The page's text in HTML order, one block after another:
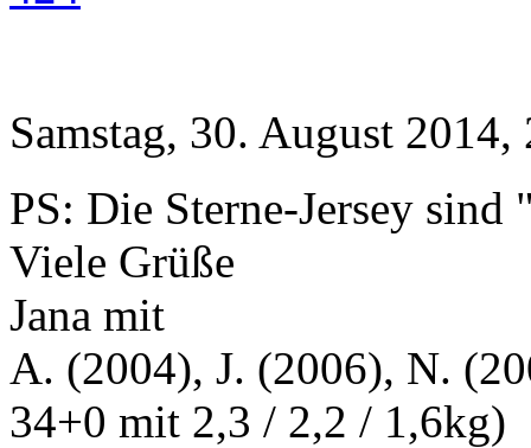
Samstag, 30. August 2014,
PS: Die Sterne-Jersey sind
Viele Grüße
Jana mit
A. (2004), J. (2006), N.
34+0 mit 2,3 / 2,2 / 1,6kg)